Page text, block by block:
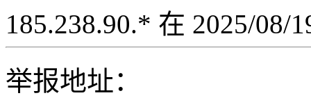
185.238.90.* 在 2025/08/
举报地址：